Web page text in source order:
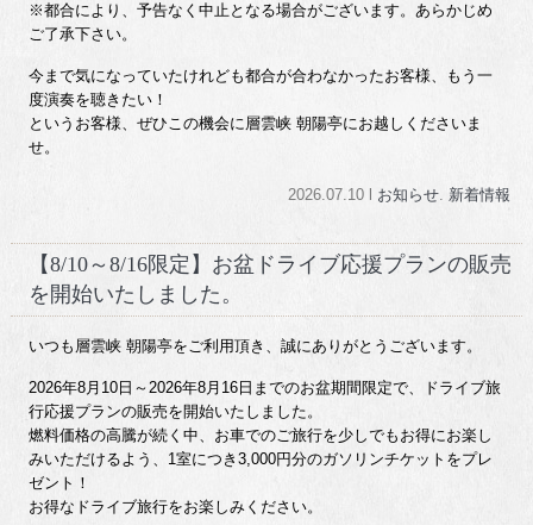
※都合により、予告なく中止となる場合がございます。あらかじめ
ご了承下さい。
今まで気になっていたけれども都合が合わなかったお客様、もう一
度演奏を聴きたい！
というお客様、ぜひこの機会に層雲峡 朝陽亭にお越しくださいま
せ。
2026.07.10 l お知らせ. 新着情報
【8/10～8/16限定】お盆ドライブ応援プランの販売
を開始いたしました。
いつも層雲峡 朝陽亭をご利用頂き、誠にありがとうございます。
2026年8月10日～2026年8月16日までのお盆期間限定で、ドライブ旅
行応援プランの販売を開始いたしました。
燃料価格の高騰が続く中、お車でのご旅行を少しでもお得にお楽し
みいただけるよう、1室につき3,000円分のガソリンチケットをプレ
ゼント！
お得なドライブ旅行をお楽しみください。